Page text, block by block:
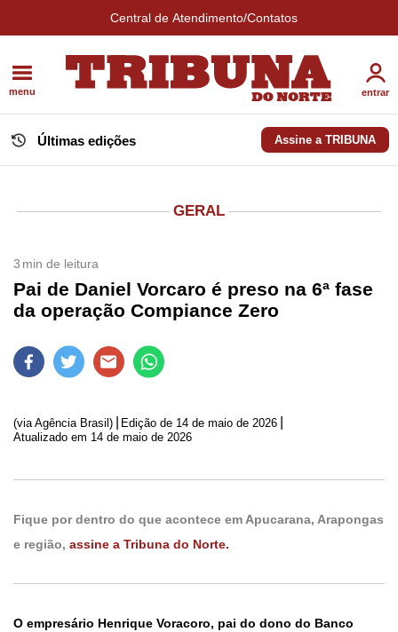
Central de Atendimento/Contatos
menu entrar
Últimas edições Assine a TRIBUNA
GERAL
3 min de leitura
Pai de Daniel Vorcaro é preso na 6ª fase
da operação Compiance Zero
(via Agência Brasil) Edição de 14 de maio de 2026
Atualizado em 14 de maio de 2026
Fique por dentro do que acontece em Apucarana, Arapongas
e região, assine a Tribuna do Norte.
O empresário Henrique Voracoro, pai do dono do Banco